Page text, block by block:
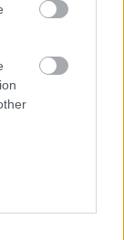
elismert
legközelebb